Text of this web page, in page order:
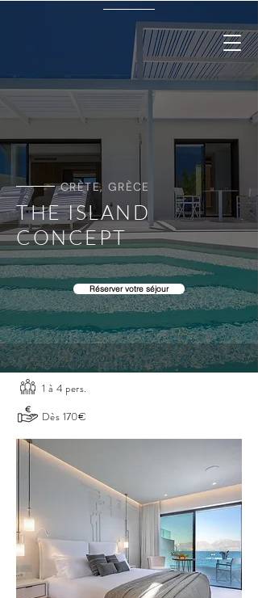
CRÈTE, GRÈCE
THE ISLAND
CONCEPT
Réserver votre séjour
1 à 4 pers.
Dès 170€